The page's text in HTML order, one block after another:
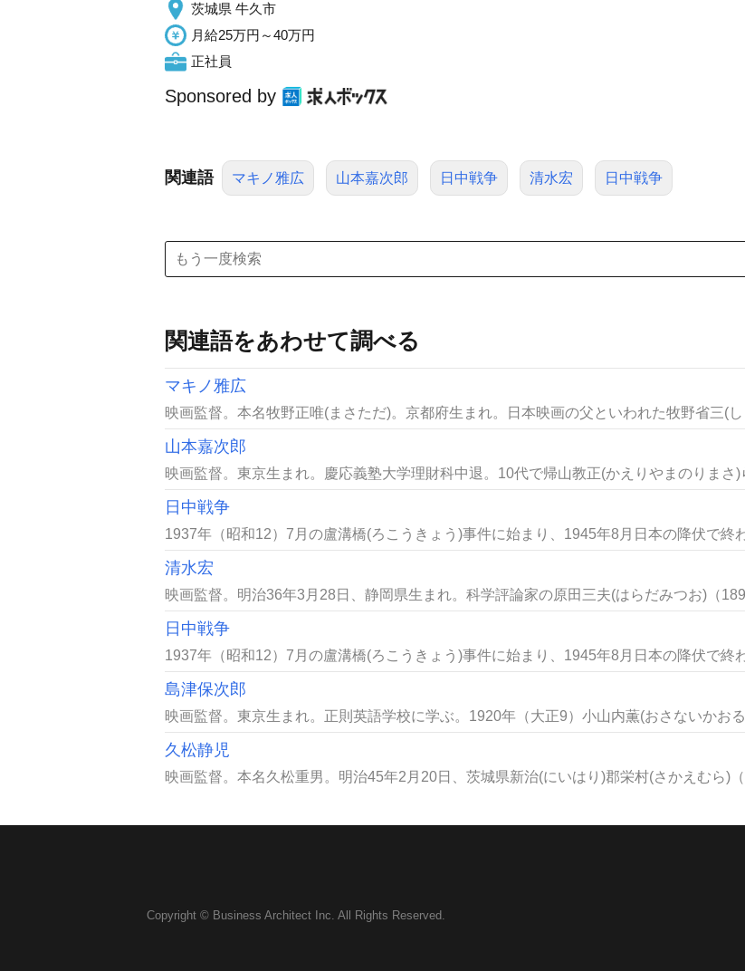
茨城県 牛久市
月給25万円～40万円
正社員
Sponsored by
関連語 マキノ雅広 山本嘉次郎 日中戦争 清水宏 日中戦争
関連語をあわせて調べる
マキノ雅広
映画監督。本名牧野正唯(まさただ)。京都府生まれ。日本映画の父といわれた牧野省三(
山本嘉次郎
映画監督。東京生まれ。慶応義塾大学理財科中退。10代で帰山教正(かえりやまのりまさ)
日中戦争
1937年（昭和12）7月の盧溝橋(ろこうきょう)事件に始まり、1945年8月日本の降伏で終
清水宏
映画監督。明治36年3月28日、静岡県生まれ。科学評論家の原田三夫(はらだみつお)（
日中戦争
1937年（昭和12）7月の盧溝橋(ろこうきょう)事件に始まり、1945年8月日本の降伏で終
島津保次郎
映画監督。東京生まれ。正則英語学校に学ぶ。1920年（大正9）小山内薫(おさないかお
久松静児
映画監督。本名久松重男。明治45年2月20日、茨城県新治(にいはり)郡栄村(さかえむら)
Copyright © Business Architect Inc. All Rights Reserved.